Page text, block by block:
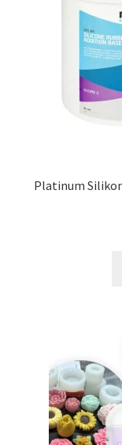
Platinum